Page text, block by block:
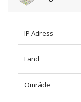
IP Adress
Land
Område